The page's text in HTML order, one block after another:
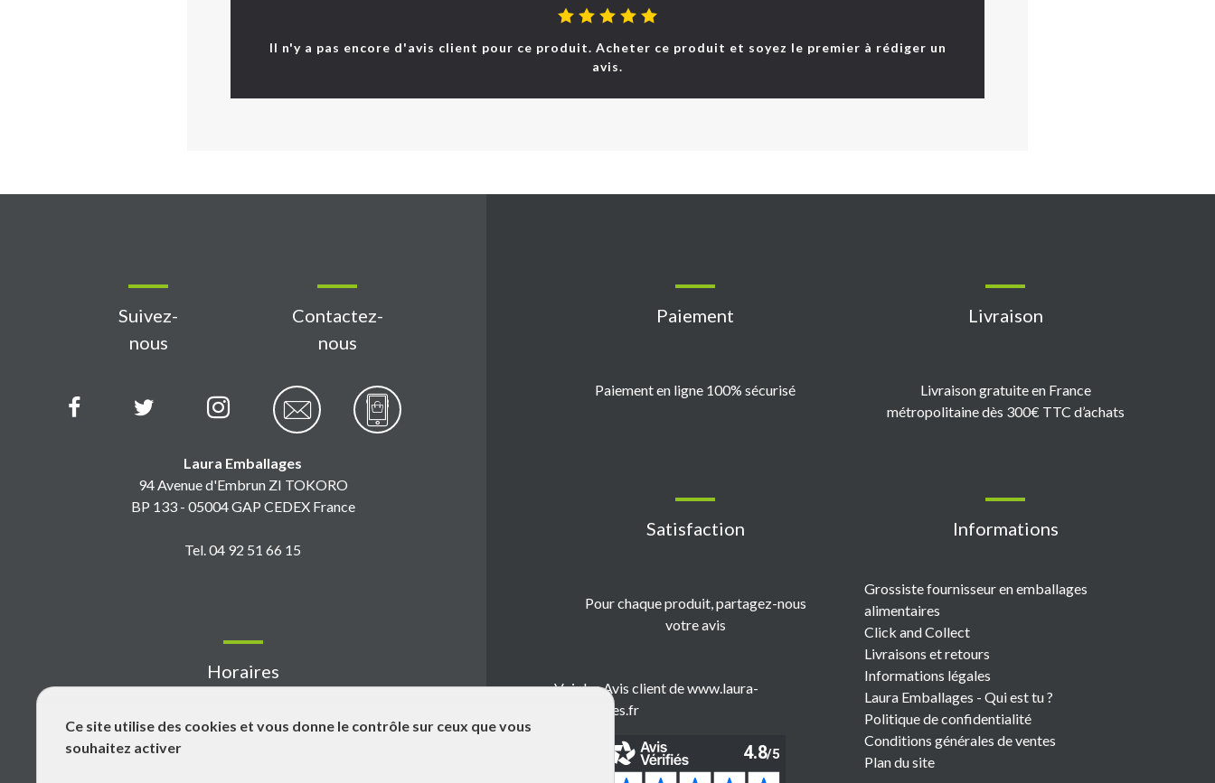
Il n'y a pas encore d'avis client pour ce produit. Acheter ce produit et soyez le premier à rédiger un
avis.
Suivez-
nous
Contactez-
nous
Laura Emballages
94 Avenue d'Embrun ZI TOKORO
BP 133 - 05004 GAP CEDEX France
Tel. 04 92 51 66 15
Horaires
Du lundi au vendredi : 7h-11h45 / 13h30-18h
Paiement
Paiement en ligne 100% sécurisé
Livraison
Livraison gratuite en France
métropolitaine dès 300€ TTC d’achats
Satisfaction
Pour chaque produit, partagez-nous
votre avis
Voir les Avis client de www.laura-
emballages.fr
Informations
Grossiste fournisseur en emballages
alimentaires
Click and Collect
Livraisons et retours
Informations légales
Laura Emballages - Qui est tu ?
Politique de confidentialité
Conditions générales de ventes
Plan du site
Ce site utilise des cookies et vous donne le contrôle sur ceux que vous
souhaitez activer